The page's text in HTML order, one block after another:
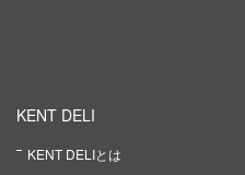
KENT DELI
KENT DELIとは